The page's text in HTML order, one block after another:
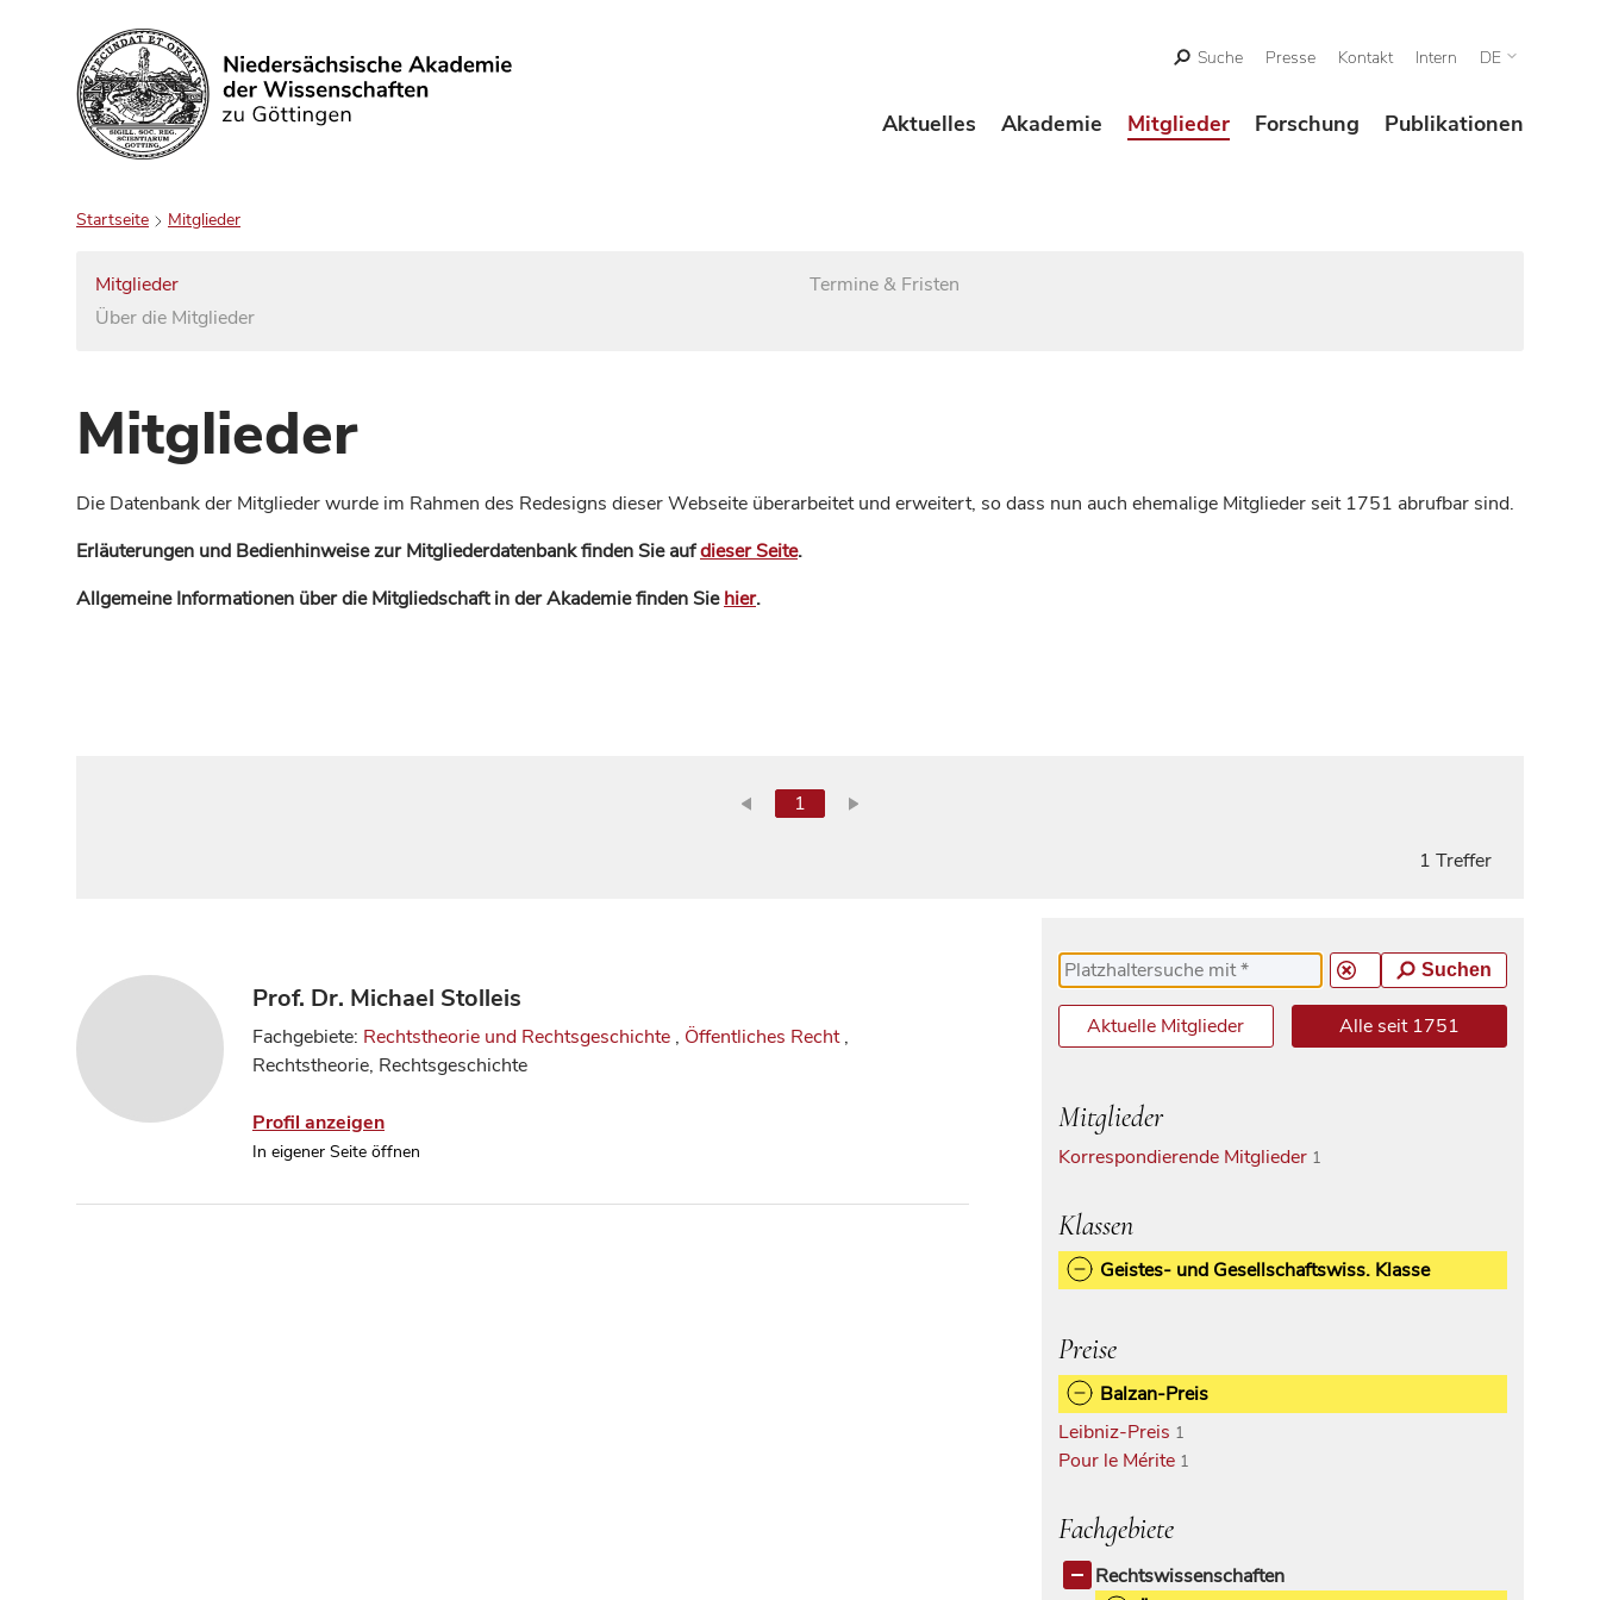
Suchen
Suche Presse Kontakt Intern DE
Aktuelles Akademie Mitglieder Forschung Publikationen
Startseite Mitglieder
Mitglieder
Über die Mitglieder
Termine & Fristen
Mitglieder
Die Datenbank der Mitglieder wurde im Rahmen des Redesigns dieser Webseite überarbeitet und erweitert, so dass nun auch ehemalige Mitglieder seit 1751 abrufbar sind.
Erläuterungen und Bedienhinweise zur Mitgliederdatenbank finden Sie aufdieser Seite.
Allgemeine Informationen über die Mitgliedschaft in der Akademie finden Siehier.
1
1 Treffer
Prof. Dr. Michael Stolleis
Fachgebiete: Rechtstheorie und Rechtsgeschichte , Öffentliches Recht,
Rechtstheorie, Rechtsgeschichte
Profil anzeigen
In eigener Seite öffnen
Suchen
Aktuelle Mitglieder Alle seit 1751
Mitglieder
Korrespondierende Mitglieder 1
Klassen
Geistes- und Gesellschaftswiss. Klasse
Preise
Balzan-Preis
Leibniz-Preis 1
Pour le Mérite 1
Fachgebiete
Rechtswissenschaften